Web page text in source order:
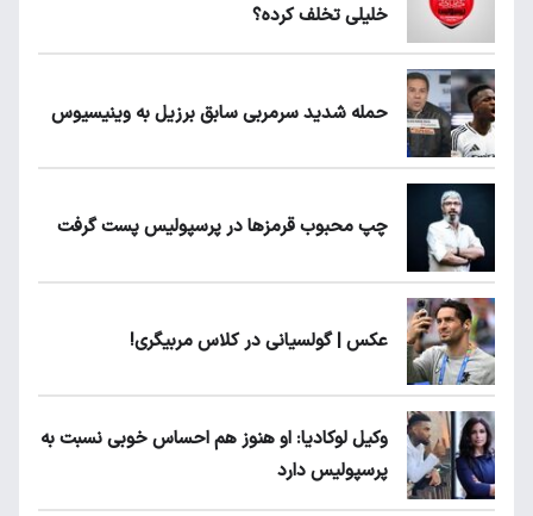
خلیلی تخلف کرده؟
حمله شدید سرمربی سابق برزیل به وینیسیوس
چپ محبوب قرمزها در پرسپولیس پست گرفت
عکس | گولسیانی در کلاس مربیگری!
وکیل لوکادیا: او هنوز هم احساس خوبی نسبت به
پرسپولیس دارد